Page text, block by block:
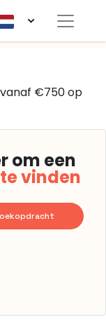
vanaf €750 op
om een
vinden